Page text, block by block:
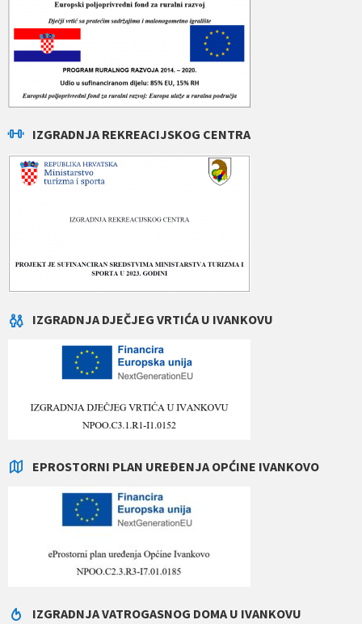
IZGRADNJA REKREACIJSKOG CENTRA
IZGRADNJA DJEČJEG VRTIĆA U IVANKOVU
EPROSTORNI PLAN UREĐENJA OPĆINE IVANKOVO
IZGRADNJA VATROGASNOG DOMA U IVANKOVU